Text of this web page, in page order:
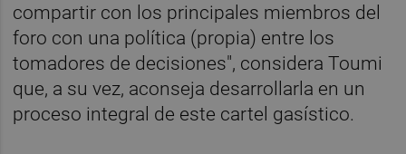
compartir con los principales miembros del
foro con una política (propia) entre los
tomadores de decisiones", considera Toumi
que, a su vez, aconseja desarrollarla en un
proceso integral de este cartel gasístico.